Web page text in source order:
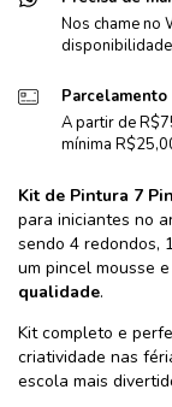
Nos chame no
A partir de
mínima
Kit de Pintura 7
para iniciantes no
sendo 4 redondos,
um pincel mousse
qualidade.
Kit completo e
criatividade nas
escola mais